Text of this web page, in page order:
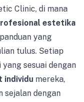
Clinic, di mana
estetika
yang
tulus. Setiap
sesuai dengan
individu mereka,
sejalan dengan